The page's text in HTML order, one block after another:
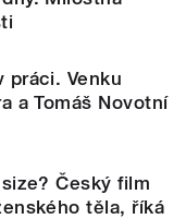
práci. Venku
a Tomáš Novotní
Český film
těla, říká